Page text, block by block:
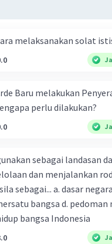
melaksanakan solat
Baru melakukan
perlu dilakukan?
sebagai landasan
dan menjalankan
sebagai... a. dasar
bangsa d. pedoman
bangsa Indonesia